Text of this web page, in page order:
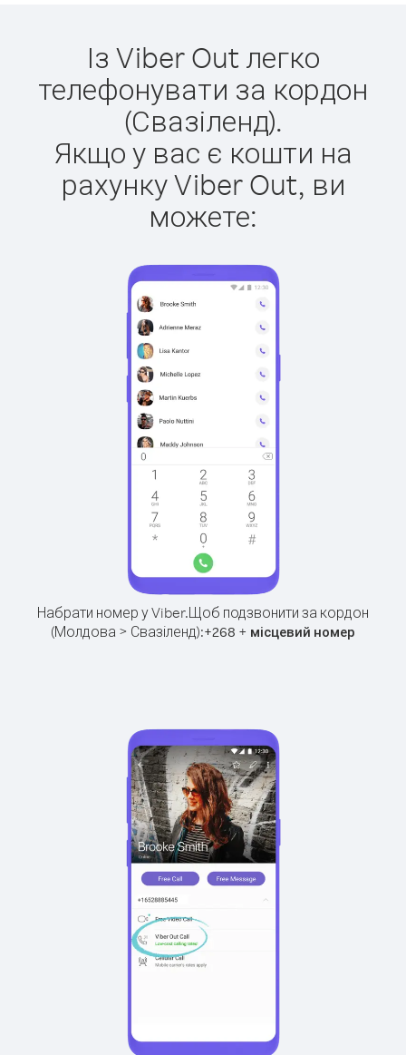
Із Viber Out легко
телефонувати за кордон
(Свазіленд).
Якщо у вас є кошти на
рахунку Viber Out, ви
можете:
Набрати номер у Viber.Щоб подзвонити за кордон
(Молдова > Свазіленд):+268 + місцевий номер